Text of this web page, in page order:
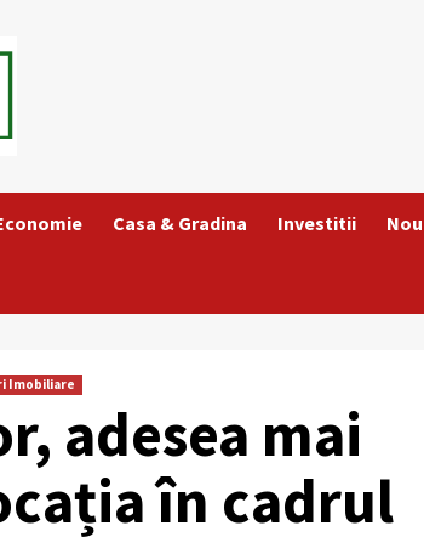
Casa & Gradina Investitii
Imobiliare
adesea mai
în cadrul